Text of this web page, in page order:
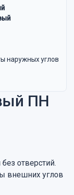
наружных углов
ПН
отверстий.
внешних углов